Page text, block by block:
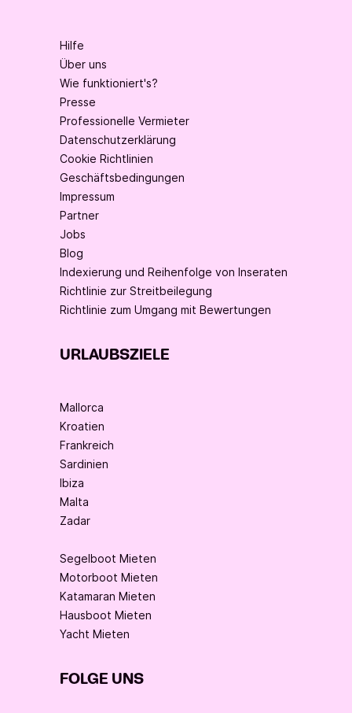
Hilfe
Über uns
Wie funktioniert's?
Presse
Professionelle Vermieter
Datenschutzerklärung
Cookie Richtlinien
Geschäftsbedingungen
Impressum
Partner
Jobs
Blog
Indexierung und Reihenfolge von Inseraten
Richtlinie zur Streitbeilegung
Richtlinie zum Umgang mit Bewertungen
URLAUBSZIELE
Mallorca
Kroatien
Frankreich
Sardinien
Ibiza
Malta
Zadar
Segelboot Mieten
Motorboot Mieten
Katamaran Mieten
Hausboot Mieten
Yacht Mieten
FOLGE UNS